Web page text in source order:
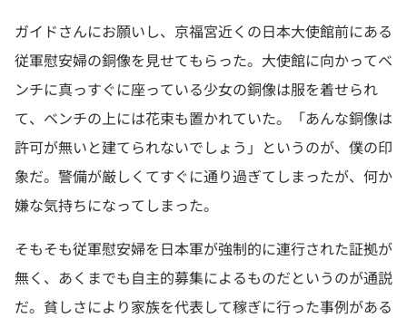
ガイドさんにお願いし、京福宮近くの日本大使館前にある
従軍慰安婦の銅像を見せてもらった。大使館に向かってベ
ンチに真っすぐに座っている少女の銅像は服を着せられ
て、ベンチの上には花束も置かれていた。「あんな銅像は
許可が無いと建てられないでしょう」というのが、僕の印
象だ。警備が厳しくてすぐに通り過ぎてしまったが、何か
嫌な気持ちになってしまった。
そもそも従軍慰安婦を日本軍が強制的に連行された証拠が
無く、あくまでも自主的募集によるものだというのが通説
だ。貧しさにより家族を代表して稼ぎに行った事例がある